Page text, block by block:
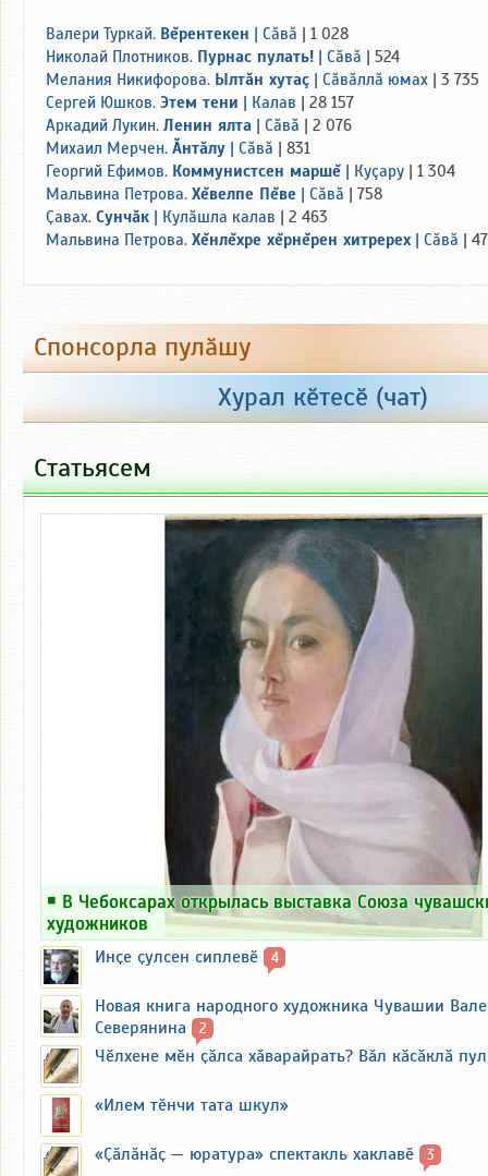
Валери Туркай. Вĕрентекен | Сăвă | 1 028
Николай Плотников. Пурнас пулать! | Сăвă | 524
Мелания Никифорова. Ылтăн хутаç | Сăвăллă юмах | 3 735
Сергей Юшков. Этем тени | Калав | 28 157
Аркадий Лукин. Ленин ялта | Сăвă | 2 076
Михаил Мерчен. Ăнтăлу | Сăвă | 831
Георгий Ефимов. Коммунистсен маршĕ | Куçару | 1 304
Мальвина Петрова. Хĕвелпе Пĕве | Сăвă | 758
Ҫавах. Сунчăк | Кулăшла калав | 2 463
Мальвина Петрова. Хĕнлĕхре хĕрнĕрен хитререх | Сăвă |
Спонсорла пулӑшу
+500
Тӑкакланӑ: 27 420 тен.
Хурал кӗтесӗ (чат)
Статьясем
￭ В Чебоксарах открылась выставка Союза
художников
Инҫе ҫулсен сиплевӗ 4
Новая книга народного художника Чувашии
Северянина
2
Чӗлхене мӗн ҫӑлса хӑварайрать? Вӑл кӑсӑклӑ
«Илем тӗнчи тата шкул»
«Ҫӑлӑнӑҫ — юратура» спектакль хаклавӗ 3